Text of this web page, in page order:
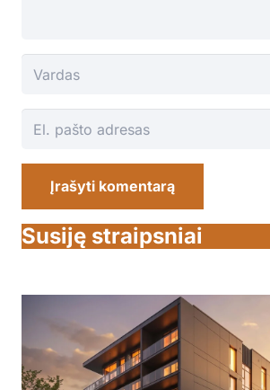
Įrašyti komentarą
Susiję straipsniai